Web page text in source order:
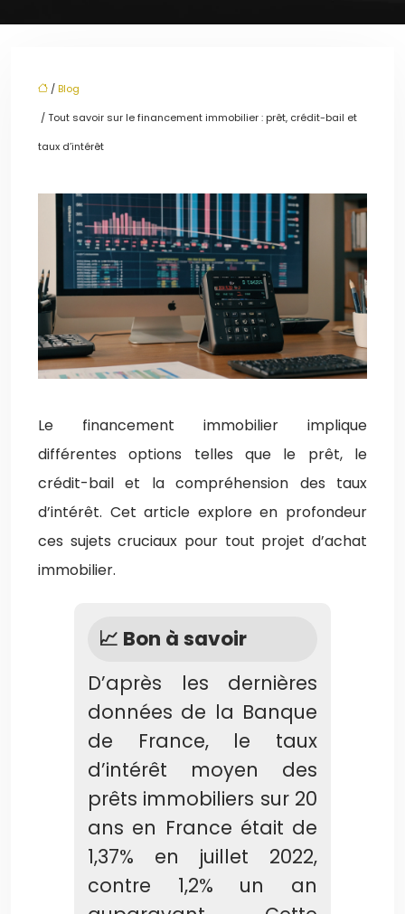
/ Blog
/ Tout savoir sur le financement immobilier : prêt, crédit-bail et
taux d’intérêt
Le financement immobilier implique
différentes options telles que le prêt, le
crédit-bail et la compréhension des taux
d’intérêt. Cet article explore en profondeur
ces sujets cruciaux pour tout projet d’achat
immobilier.
📈 Bon à savoir
D’après les dernières
données de la Banque
de France, le taux
d’intérêt moyen des
prêts immobiliers sur 20
ans en France était de
1,37% en juillet 2022,
contre 1,2% un an